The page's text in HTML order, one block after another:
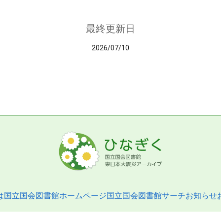
最終更新日
2026/07/10
国立国会図書館ホームページ国立国会図書館サーチお知らせ